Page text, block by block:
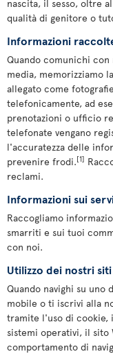
nascita, il sesso, oltre
qualità di genitore o
Informazioni
Quando comunichi
media, memorizziamo
allegato come
telefonicamente, ad
prenotazioni o ufficio
telefonate vengano
l'accuratezza delle
prevenire frodi.[1]
reclami.
Informazioni sui
Raccogliamo
smarriti e sui tuoi
con noi.
Utilizzo dei nostri
Quando navighi su uno
mobile o ti iscrivi alla
tramite l'uso di cookie,
sistemi operativi, il
comportamento di